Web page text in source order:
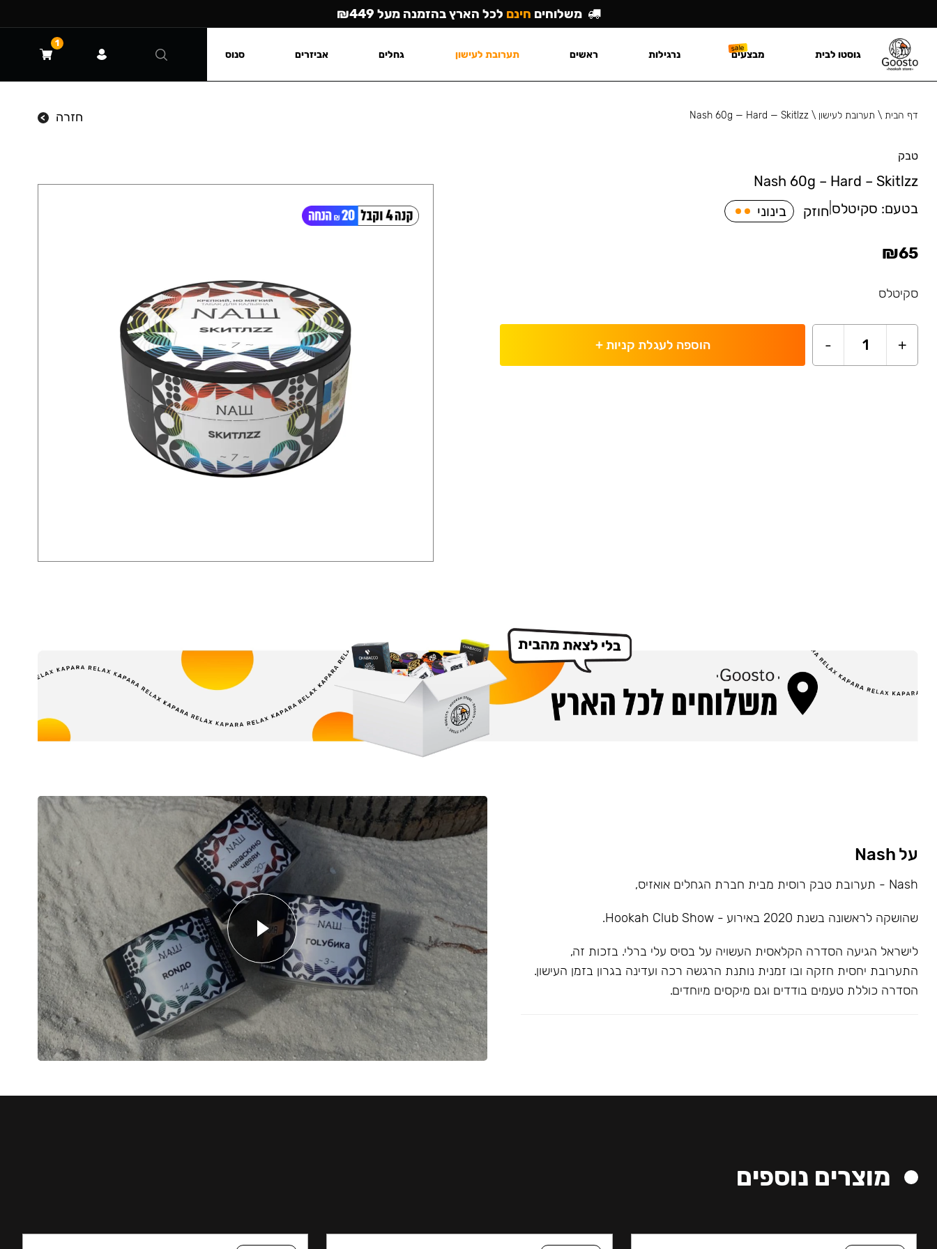
דף הבית\ תערובת לעישון \
Nash 60g — Hard — Skitlzz חזרה
טבק
Nash 60g – Hard – Skitlzz
בטעם: סקיטלס חוזק בינוני
₪65
סקיטלס
+
1
- הוספה לעגלת קניות+
על Nash
Nash - תערובת טבק רוסית מבית חברת הגחלים אואזיס,
שהושקה לראשונה בשנת 2020 באירוע - Hookah Club Show.
לישראל הגיעה הסדרה הקלאסית העשויה על בסיס עלי ברלי. בזכות זה,
התערובת יחסית חזקה ובו זמנית נותנת הרגשה רכה ועדינה בגרון בזמן העישון.
הסדרה כוללת טעמים בודדים וגם מיקסים מיוחדים.
מוצרים נוספים
משלוחים חינם לכל הארץ בהזמנה מעל ₪449
גוסטו לבית מבצעים נרגילות ראשים תערובת לעישון גחלים אביזרים סנוס
1